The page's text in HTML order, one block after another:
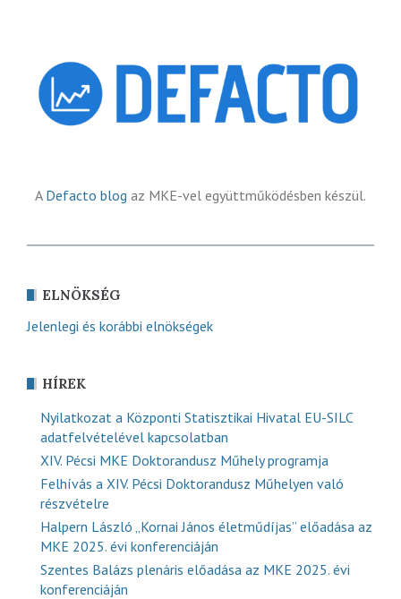
A Defacto blog az MKE-vel együttműködésben készül.
ELNÖKSÉG
Jelenlegi és korábbi elnökségek
HÍREK
Nyilatkozat a Központi Statisztikai Hivatal EU-SILC
adatfelvételével kapcsolatban
XIV. Pécsi MKE Doktorandusz Műhely programja
Felhívás a XIV. Pécsi Doktorandusz Műhelyen való
részvételre
Halpern László „Kornai János életműdíjas” előadása az
MKE 2025. évi konferenciáján
Szentes Balázs plenáris előadása az MKE 2025. évi
konferenciáján